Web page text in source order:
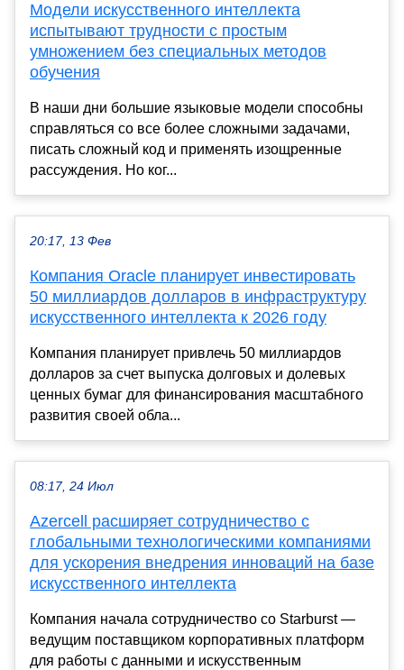
Модели искусственного интеллекта
испытывают трудности с простым
умножением без специальных методов
обучения
В наши дни большие языковые модели способны
справляться со все более сложными задачами,
писать сложный код и применять изощренные
рассуждения. Но ког...
20:17, 13 Фев
Компания Oracle планирует инвестировать
50 миллиардов долларов в инфраструктуру
искусственного интеллекта к 2026 году
Компания планирует привлечь 50 миллиардов
долларов за счет выпуска долговых и долевых
ценных бумаг для финансирования масштабного
развития своей обла...
08:17, 24 Июл
Azercell расширяет сотрудничество с
глобальными технологическими компаниями
для ускорения внедрения инноваций на базе
искусственного интеллекта
Компания начала сотрудничество со Starburst —
ведущим поставщиком корпоративных платформ
для работы с данными и искусственным